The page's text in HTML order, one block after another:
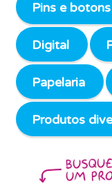
Pins e botons
Digital
Papelaria
Produtos